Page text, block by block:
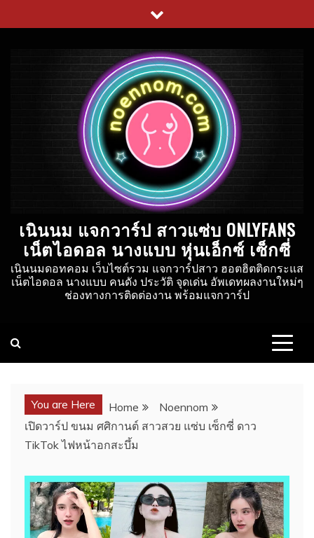
to
เนินนม แจกวาร์ป สาวแซ่บ ONLYFANS
เน็ตไอดอล นางแบบ หุ่นเอ็กซ์ เซ็กซี่
เนินนมดอทคอม เว็บไซต์รวม แจกวาร์ปสาว ฮอตฮิตติดกระแส
เน็ตไอดอล นางแบบ คนดัง ประวัติ จุดเด่น อัพเดทผลงานใหม่ๆ
ช่องทางการติดต่องาน พร้อมแจกวาร์ป
You are Here Home
Noennom
เปิดวาร์ป ขนม ศศิกานต์ สาวสวย แซ่บ เซ็กซี่ ดาว
TikTok ไฟหน้าอกสะบึ้ม